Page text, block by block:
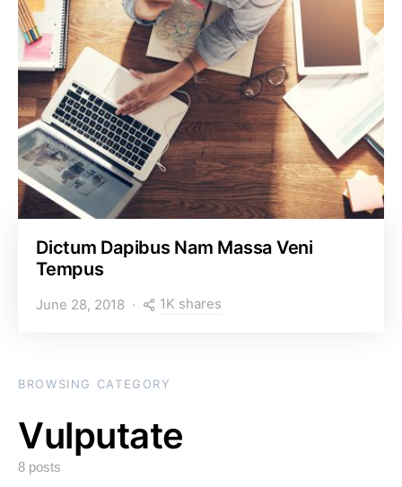
Dictum Dapibus Nam Massa Veni
Tempus
June 28, 2018 1K shares
BROWSING CATEGORY
Vulputate
8 posts